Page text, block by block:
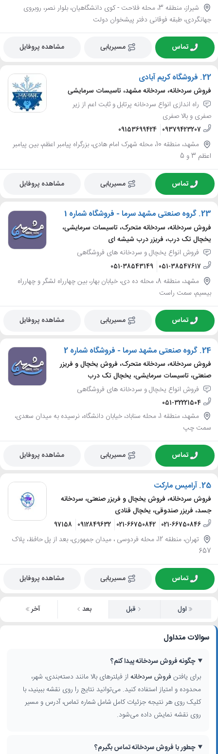
شیراز، منطقه 3، محله فلاحت - کوی دانشگاهیان، بلوار نصر، روبروی
جهانگردی، طبقه فوقانی دفتر پیشخوان دولت
تماس مسیریابی مشاهده پروفایل
22. فروشگاه کریم آبادی
فروش سردخانه، سردخانه مشهد، تاسیسات سرمایشی
راه اندازی انواع سردخانه پرتابل و ثابت اعم از زیر
صفری و بالا صفری
09379423207
09153699424
مشهد، منطقه 10، محله شهرک امام هادی، بزرگراه پیامبر اعظم، بین پیامبر
اعظم 3 و 5
تماس مسیریابی مشاهده پروفایل
23. گروه صنعتی مشهد سرما - فروشگاه شماره 1
فروش سردخانه، سردخانه متحرک، تاسیسات سرمایشی،
یخچال تک درب، فریزر درب شیشه ای
فروش انواع یخچال و سردخانه های فروشگاهی
051-38547617
051-38543149
مشهد، منطقه 8، محله ده دی، خیابان بهار، بین چهارراه لشگر و چهارراه
بیسیم، سمت راست
تماس مسیریابی مشاهده پروفایل
24. گروه صنعتی مشهد سرما - فروشگاه شماره 2
فروش سردخانه، سردخانه متحرک، فروش یخچال و فریزر
صنعتی، تاسیسات سرمایشی، یخچال تک درب
فروش انواع یخچال و سردخانه های فروشگاهی
051-32221504
مشهد، منطقه 1، محله سناباد، خیابان دانشگاه، نرسیده به میدان سعدی،
سمت چپ
تماس مسیریابی مشاهده پروفایل
25. آرامیس مارکت
فروش سردخانه، فروش یخچال و فریزر صنعتی، سردخانه
جسد، فریزر صندوقی، یخچال قنادی
021-66750846
021-66750842
0912849632
09128497158
تهران، منطقه 12، محله فردوسی ، میدان جمهوری، بعد از پل حافظ، پلاک
657
تماس مسیریابی مشاهده پروفایل
اول قبل بعد آخر
سوالات متداول
چگونه فروش سردخانه پیدا کنم؟
برای یافتن فروش سردخانه از فیلترهای بالا مانند دسته‌بندی، شهر،
محدوده و امتیاز استفاده کنید. می‌توانید نتایج را روی نقشه ببینید، با
کلیک روی هر نتیجه جزئیات کامل شامل شماره تماس، آدرس و مسیر
روی نقشه نمایش داده می‌شود.
چطور با فروش سردخانه تماس بگیرم؟